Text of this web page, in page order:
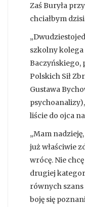
Zaś Buryła
chciałbym
szkolny
Baczyńskiego,
Polskich Sił
Gustawa
liście do ojca
„Mam
już właściwie
wrócę. Nie
drugiej
równych
boję się